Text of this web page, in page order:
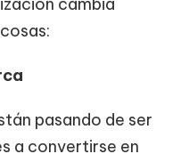
cambia
pasando de ser
a convertirse en